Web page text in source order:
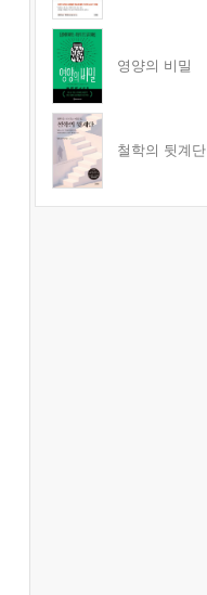
영양의 비밀
철학의 뒷계단